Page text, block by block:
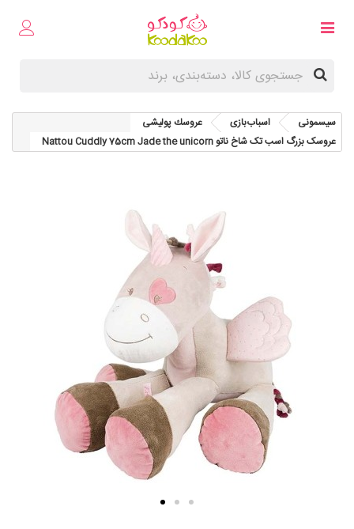
سیسمونی اسباب‌بازی
عروسك پوليشی
عروسک بزرگ اسب تک شاخ ناتو Nattou Cuddly 75cm Jade the unicorn